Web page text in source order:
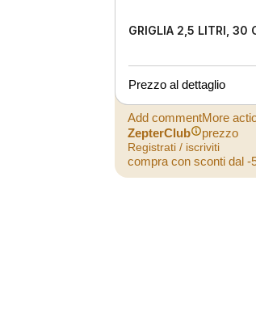
GRIGLIA 2,5 LITRI, 30
Prezzo al dettaglio
Add commentMore
ZepterClub
prezzo
Registrati / iscriviti
compra con sconti dal -